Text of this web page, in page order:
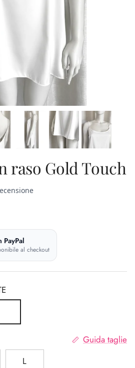
raso Gold Touch
PayPal
al checkout
Guida taglie
L